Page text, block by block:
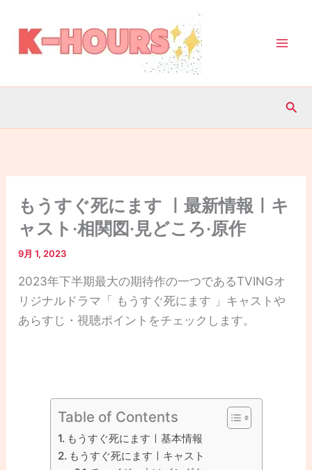
キ
プ
検
もうすぐ死にます ㅣ最新情報ㅣキ
ャスト·相関図·見どころ·原作
9月 1, 2023
2023年下半期最大の期待作の一つであるTVINGオ
リジナルドラマ「 もうすぐ死にます 」キャストや
あらすじ・視聴ポイントをチェックします。
Table of Contents
もうすぐ死にますㅣ基本情報
もうすぐ死にますㅣキャスト